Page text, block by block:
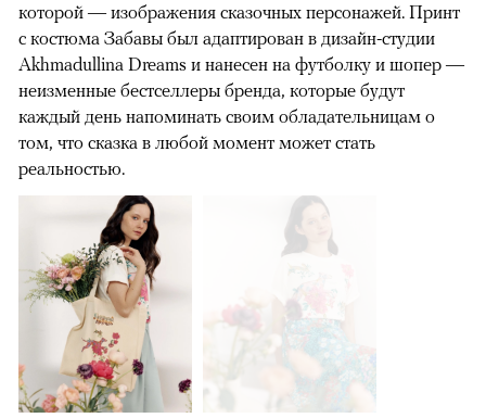
которой — изображения сказочных персонажей. Принт
с костюма Забавы был адаптирован в дизайн-студии
Akhmadullina Dreams и нанесен на футболку и шопер —
неизменные бестселлеры бренда, которые будут
каждый день напоминать своим обладательницам о
том, что сказка в любой момент может стать
реальностью.